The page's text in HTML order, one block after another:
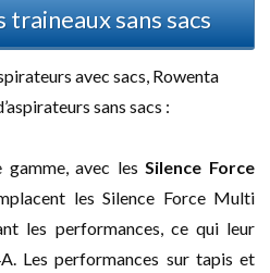
sans sacs
avec sacs, Rowenta
sans sacs :
gamme, avec lesSilence Force
les Silence Force Multi
les performances, ce qui leur
Les performances sur tapis et